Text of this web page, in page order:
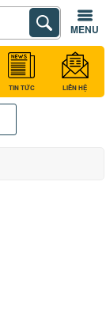
TIN TỨC LIÊN HỆ
MENU